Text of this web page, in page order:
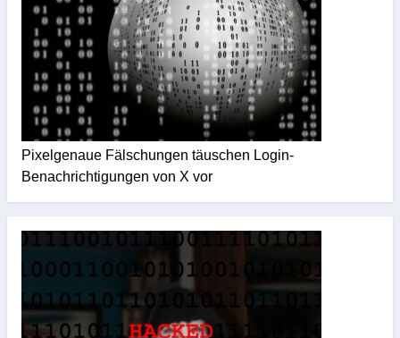
Pixelgenaue Fälschungen täuschen Login-
Benachrichtigungen von X vor